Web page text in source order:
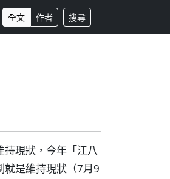
全文 作者 搜尋
現狀，今年「江八
就是維持現狀（7月9